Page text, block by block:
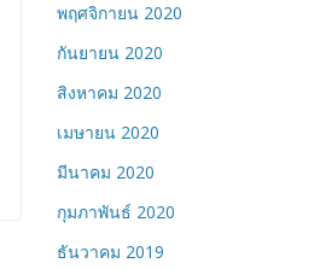
พฤศจิกายน 2020
กันยายน 2020
สิงหาคม 2020
เมษายน 2020
มีนาคม 2020
กุมภาพันธ์ 2020
ธันวาคม 2019